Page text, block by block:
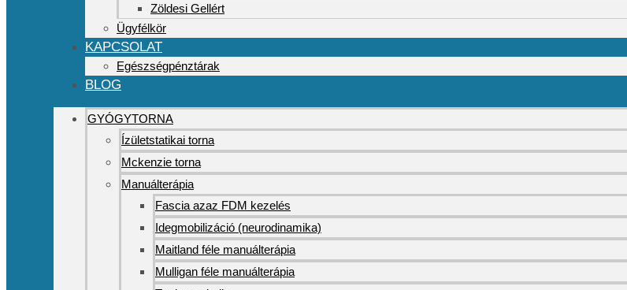
Zöldesi Gellért
Ügyfélkör
KAPCSOLAT
Egészségpénztárak
BLOG
GYÓGYTORNA
Ízületstatikai torna
Mckenzie torna
Manuálterápia
Fascia azaz FDM kezelés
Idegmobilizáció (neurodinamika)
Maitland féle manuálterápia
Mulligan féle manuálterápia